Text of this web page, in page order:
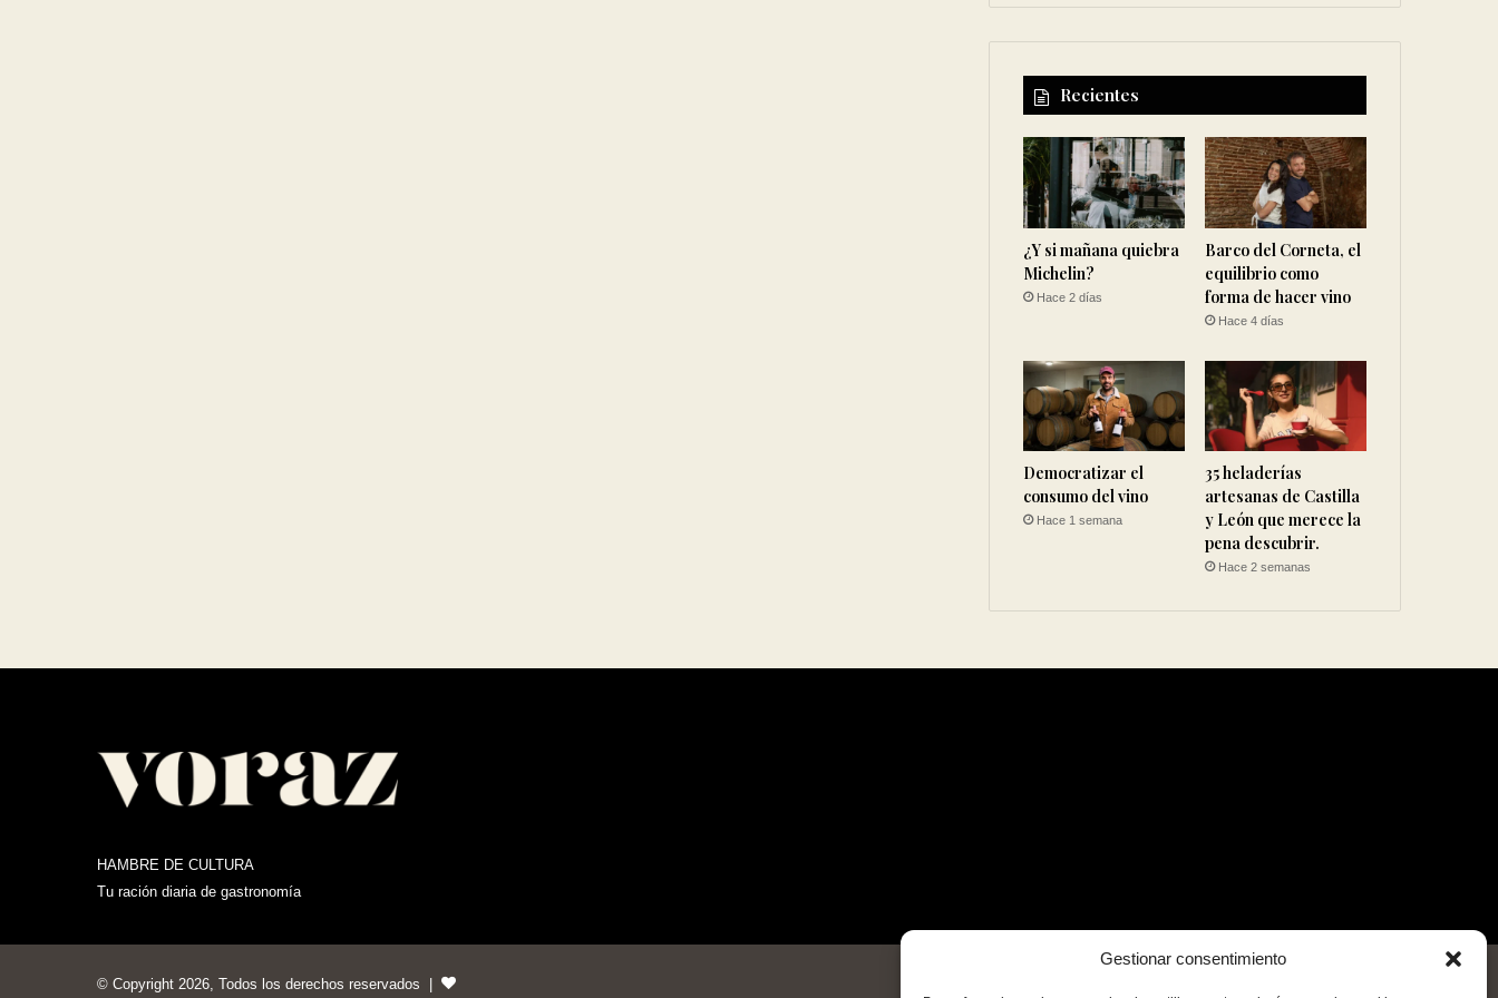
Gestionar consentimiento
Recientes
¿Y si mañana quiebra
Michelin?
Hace 2 días
Barco del Corneta, el
equilibrio como
forma de hacer vino
Hace 4 días
Democratizar el
consumo del vino
Hace 1 semana
35 heladerías
artesanas de Castilla
y León que merece la
pena descubrir.
Hace 2 semanas
HAMBRE DE CULTURA
Tu ración diaria de gastronomía
© Copyright 2026, Todos los derechos reservados |